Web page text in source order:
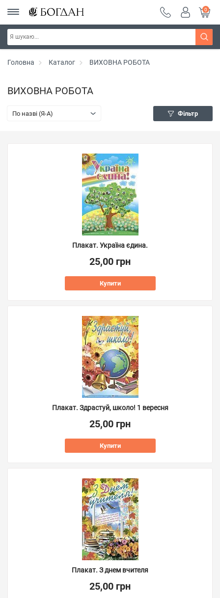
0
Головна Каталог ВИХОВНА РОБОТА
ВИХОВНА РОБОТА
По назві (Я-А) Фільтр
Плакат. Україна єдина.
25,00 грн
Купити
Плакат. Здрастуй, школо! 1 вересня
25,00 грн
Купити
Плакат. З днем вчителя
25,00 грн